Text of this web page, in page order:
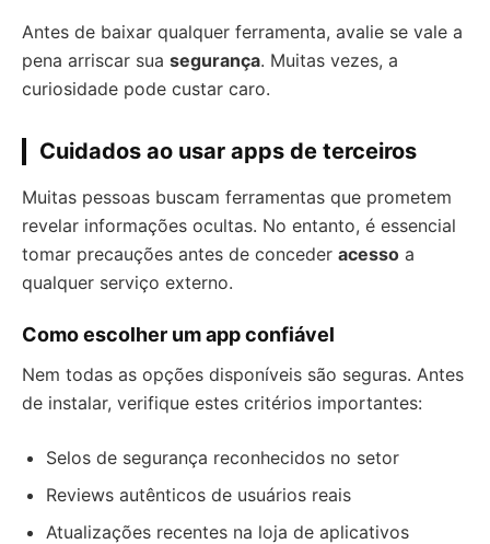
Antes de baixar qualquer ferramenta, avalie se vale a
pena arriscar sua segurança. Muitas vezes, a
curiosidade pode custar caro.
Cuidados ao usar apps de terceiros
Muitas pessoas buscam ferramentas que prometem
revelar informações ocultas. No entanto, é essencial
tomar precauções antes de conceder acesso a
qualquer serviço externo.
Como escolher um app confiável
Nem todas as opções disponíveis são seguras. Antes
de instalar, verifique estes critérios importantes:
Selos de segurança reconhecidos no setor
Reviews autênticos de usuários reais
Atualizações recentes na loja de aplicativos